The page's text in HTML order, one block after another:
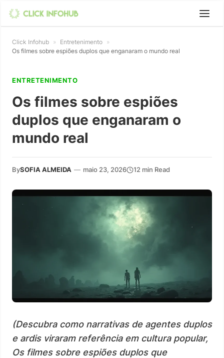
Click Infohub » Entretenimento »
Os filmes sobre espiões duplos que enganaram o mundo real
ENTRETENIMENTO
Os filmes sobre espiões
duplos que enganaram o
mundo real
BySOFIA ALMEIDA — maio 23, 2026 12 min Read
(Descubra como narrativas de agentes duplos
e ardis viraram referência em cultura popular,
Os filmes sobre espiões duplos que